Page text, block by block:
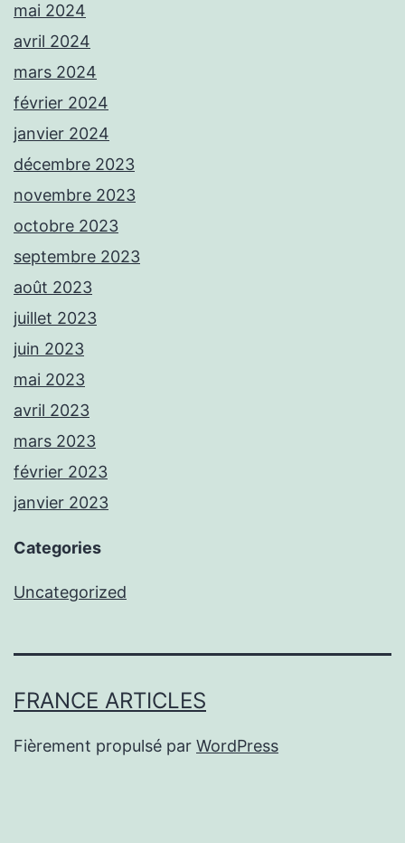
mai 2024
avril 2024
mars 2024
février 2024
janvier 2024
décembre 2023
novembre 2023
octobre 2023
septembre 2023
août 2023
juillet 2023
juin 2023
mai 2023
avril 2023
mars 2023
février 2023
janvier 2023
Categories
Uncategorized
FRANCE ARTICLES
Fièrement propulsé par WordPress